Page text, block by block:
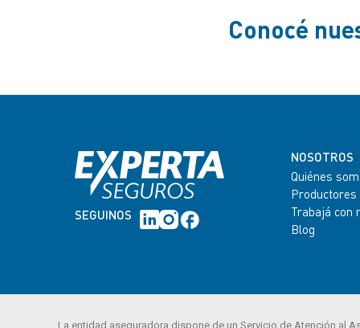
Conocé
SEGUINOS
NOSOTROS
Quiénes
Productores
Trabajá con
Blog
La entidad aseguradora dispone de un Servicio de Atención al